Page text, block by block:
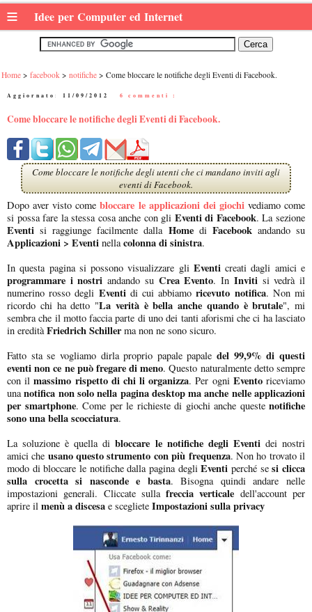
≡ Idee per Computer ed Internet
Home facebook notifiche Come bloccare le notifiche degli Eventi di Facebook.
Aggiornato: 11/09/2012 6 commenti :
Come bloccare le notifiche degli Eventi di Facebook.
Come bloccare le notifiche degli utenti che ci mandano inviti agli
eventi di Facebook.
Dopo aver visto comebloccare le applicazioni dei giochivediamo come
si possa fare la stessa cosa anche con gli Eventi di Facebook. La sezione
Eventisi raggiunge facilmente dallaHomedi Facebook andando su
Applicazioni > Eventi nellacolonna di sinistra.
In questa pagina si possono visualizzare gli Eventicreati dagli amici e
programmare i nostri andando su Crea Evento. In Inviti si vedrà il
numerino rosso degli Eventidi cui abbiamoricevuto notifica. Non mi
ricordo chi ha detto "La verità è bella anche quando è brutale", mi
sembra che il motto faccia parte di uno dei tanti aforismi che ci ha lasciato
in ereditàFriedrich Schillerma non ne sono sicuro.
Fatto sta se vogliamo dirla proprio papale papale del 99,9% di questi
eventi non ce ne può fregare di meno. Questo naturalmente detto sempre
con ilmassimo rispetto di chi li organizza. Per ogni Eventoriceviamo
unanotifica non solo nella pagina desktop ma anche nelle applicazioni
per smartphone. Come per le richieste di giochi anche queste notifiche
sono una bella scocciatura.
La soluzione è quella dibloccare le notifiche degli Eventidei nostri
amici che usano questo strumento con più frequenza. Non ho trovato il
modo di bloccare le notifiche dalla pagina degliEventi perché sesi clicca
sulla crocetta si nasconde e basta. Bisogna quindi andare nelle
impostazioni generali. Cliccate sullafreccia verticale dell'account per
aprire il menù a discesa e scegliete Impostazioni sulla privacy